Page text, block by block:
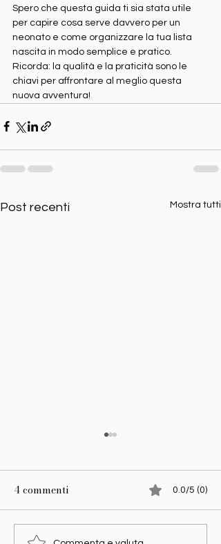
Spero che questa guida ti sia stata utile
per capire cosa serve davvero per un
neonato e come organizzare la tua lista
nascita in modo semplice e pratico.
Ricorda: la qualità e la praticità sono le
chiavi per affrontare al meglio questa
nuova avventura!
Post recenti Mostra tutti
4 commenti 0.0/5 (0)